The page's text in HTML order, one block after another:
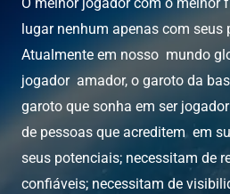
lugar nenhum apenas com seus
Atualmente em nosso mundo
jogador amador, o garoto da
garoto que sonha em ser
de pessoas que acreditem em
seus potenciais; necessitam de
confiáveis; necessitam de